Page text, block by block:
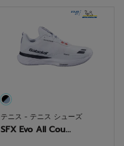
す。
テニス - テニス シューズ
SFX Evo All Cou...